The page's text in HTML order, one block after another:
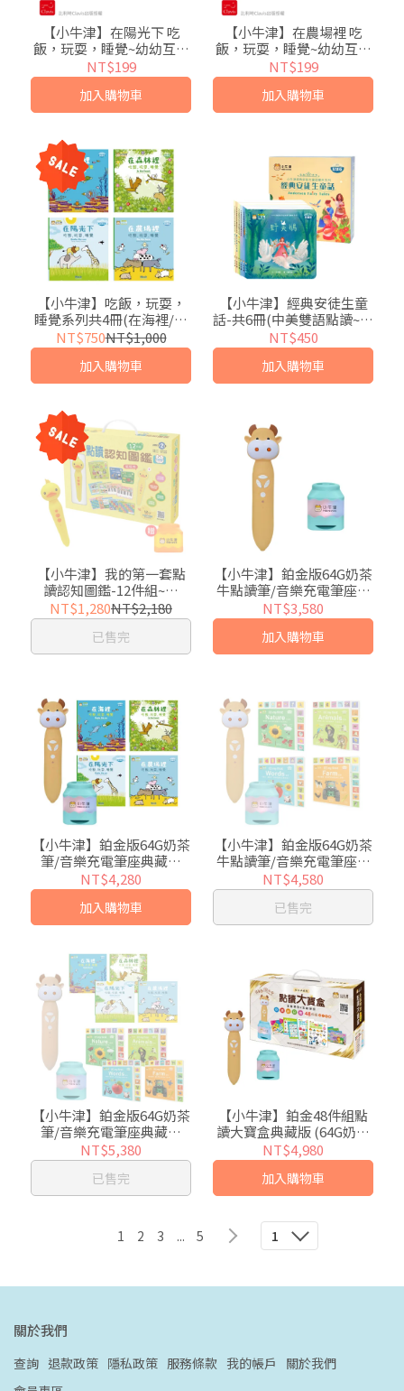
【小牛津】在陽光下 吃
飯，玩耍，睡覺~幼幼互動
學習繪本-比利時Clavis授
權-中英點讀
NT$199
加入購物車
【小牛津】在農場裡 吃
飯，玩耍，睡覺~幼幼互動
學習繪本-比利時Clavis授
權-中英點讀
NT$199
加入購物車
【小牛津】吃飯，玩耍，
睡覺系列共4冊(在海裡/在
陽光下/在森林裡/在農場
裡)~幼幼互動學習繪本-比
利時Clavis授權-中英點讀
NT$750NT$1,000
加入購物車
【小牛津】經典安徒生童
話-共6冊(中美雙語點讀~讓
你"聲"歷其境)
NT$450
加入購物車
【小牛津】我的第一套點
讀認知圖鑑-12件組~贈
「布丁筆座」(中美雙語/幼
兒啟蒙認知)
NT$1,280NT$2,180
已售完
【小牛津】鉑金版64G奶茶
牛點讀筆/音樂充電筆座典
藏版
NT$3,580
加入購物車
【小牛津】鉑金版64G奶茶
筆/音樂充電筆座典藏版
+吃飯，玩耍，睡覺 系列共
4冊-幼幼互動學習繪本 (中
英點讀)
NT$4,280
加入購物車
【小牛津】鉑金版64G奶茶
牛點讀筆/音樂充電筆座典
藏版+DK-my first系列-共4
冊(動物/農場/大自然/識
字)中英點讀
NT$4,580
已售完
【小牛津】鉑金版64G奶茶
筆/音樂充電筆座典藏版
+DK-my first系列+吃飯，
玩耍，睡覺 系列 各4冊/共8
冊 (中英點讀)
NT$5,380
已售完
【小牛津】鉑金48件組點
讀大寶盒典藏版 (64G奶茶
牛點讀筆)
NT$4,980
加入購物車
1 2 3 ... 5 1
關於我們
查詢 退款政策 隱私政策 服務條款 我的帳戶
關於我們